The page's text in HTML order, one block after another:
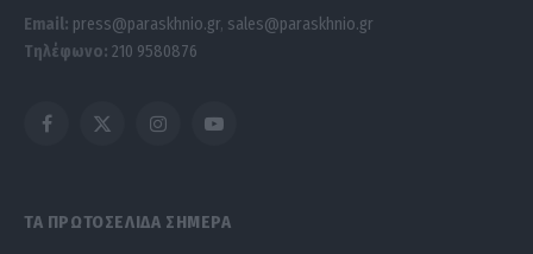
Email: press@paraskhnio.gr, sales@paraskhnio.gr
Τηλέφωνο: 210 9580876
Facebook
X
InstagramYouTube
ΤΑ ΠΡΩΤΟΣΕΛΙΔΑ ΣΗΜΕΡΑ